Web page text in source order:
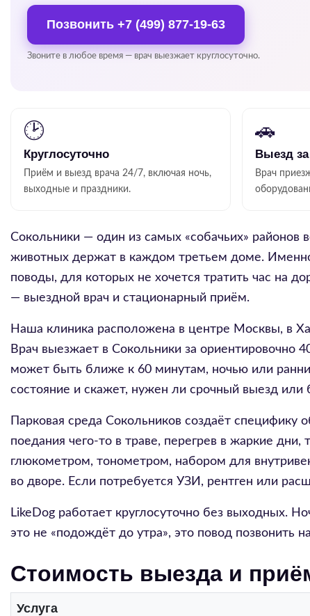
Позвонить +7 (499) 877-19-63
Звоните в любое время — врач выезжает круглосуточно.
🕑
Круглосуточно
Приём и выезд врача 24/7, включая ночь,
выходные и праздники.
🚗
Выезд
Врач
Сокольники — один из самых «собачьих»
животных держат в каждом третьем доме. Именно
поводы, для которых не хочется тратить час на
— выездной врач и стационарный приём.
Наша клиника расположена в центре Москвы, в
Врач выезжает в Сокольники за ориентировочно
может быть ближе к 60 минутам, ночью или
состояние и скажет, нужен ли срочный выезд или
Парковая среда Сокольников создаёт
поедания чего-то в траве, перегрев в жаркие
глюкометром, тонометром, набором для
во дворе. Если потребуется УЗИ, рентген или
LikeDog работает круглосуточно без выходных.
это не «подождёт до утра», это повод позвонить
Стоимость выезда и
Услуга